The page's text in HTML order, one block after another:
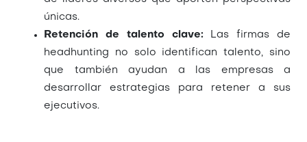
únicas.
Retención de talento clave:Las firmas de
headhunting no solo identifican talento, sino
que también ayudan a las empresas a
desarrollar estrategias para retener a sus
ejecutivos.